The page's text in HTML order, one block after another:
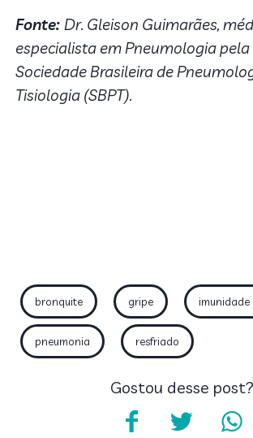
Fonte:Dr. Gleison Guimarães,
especialista em Pneumologia pela
Sociedade Brasileira de
Tisiologia (SBPT).
bronquite gripe imunidade
pneumonia resfriado
Gostou desse post?